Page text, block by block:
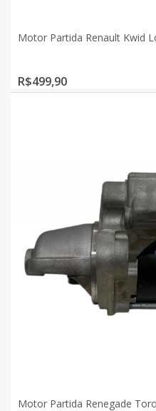
Motor Partida Renault Kwid
R$499,90
Motor Partida Renegade